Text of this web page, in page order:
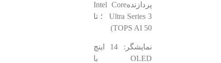
پردازندهIntel Core
Ultra Series 3 ؛ تا
50 TOPS AI)
نمایشگر: 14 اینچ
OLED با